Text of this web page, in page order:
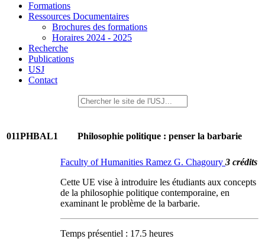
Formations
Ressources Documentaires
Brochures des formations
Horaires 2024 - 2025
Recherche
Publications
USJ
Contact
011PHBAL1 Philosophie politique : penser la barbarie
Faculty of Humanities Ramez G. Chagoury 3 crédits
Cette UE vise à introduire les étudiants aux concepts
de la philosophie politique contemporaine, en
examinant le problème de la barbarie.
Temps présentiel : 17.5 heures